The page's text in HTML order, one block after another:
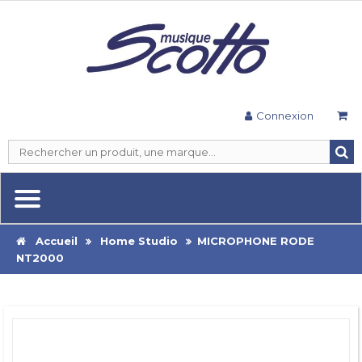
Connexion
Accueil Home Studio
MICROPHONE RODE
NT2000